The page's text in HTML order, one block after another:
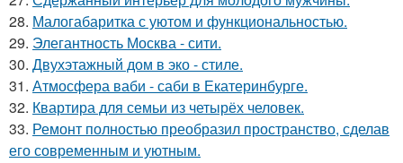
28. Малогабаритка с уютом и функциональностью.
29. Элегантность Москва - сити.
30. Двухэтажный дом в эко - стиле.
31. Атмосфера ваби - саби в Екатеринбурге.
32. Квартира для семьи из четырёх человек.
33. Ремонт полностью преобразил пространство, сделав
его современным и уютным.